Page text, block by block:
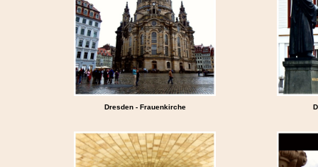
Dresden - Frauenkirche